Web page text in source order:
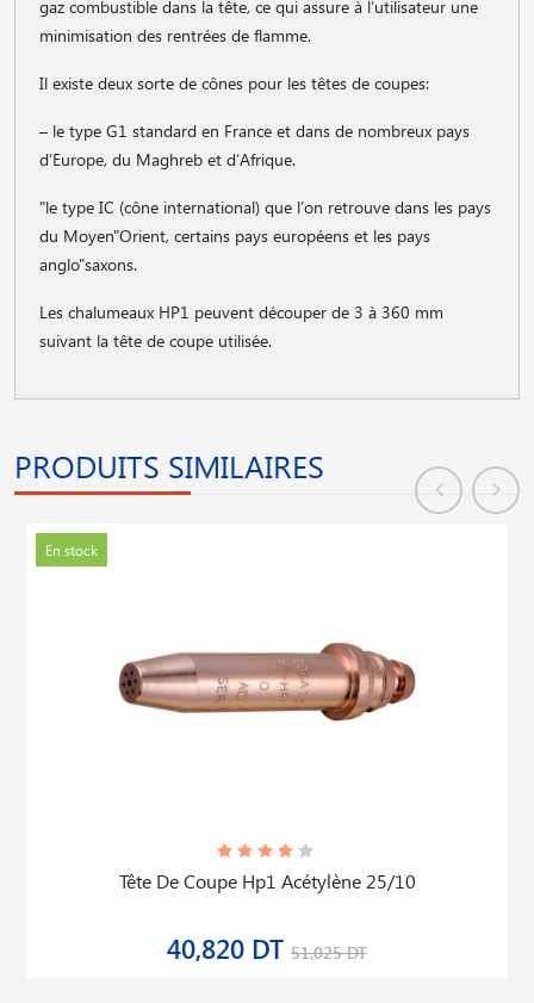
gaz combustible dans la tête, ce qui assure à l′utilisateur une
minimisation des rentrées de flamme.
Il existe deux sorte de cônes pour les têtes de coupes:
– le type G1 standard en France et dans de nombreux pays
d′Europe, du Maghreb et d′Afrique.
"le type IC (cône international) que l′on retrouve dans les pays
du Moyen"Orient, certains pays européens et les pays
anglo"saxons.
Les chalumeaux HP1 peuvent découper de 3 à 360 mm
suivant la tête de coupe utilisée.
PRODUITS SIMILAIRES
En stock
Tête De Coupe Hp1 Acétylène 25/10
40,820 DT 51,025 DT